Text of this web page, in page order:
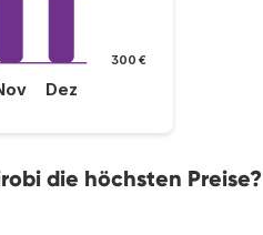
300 €
Dez
die höchsten Preise?